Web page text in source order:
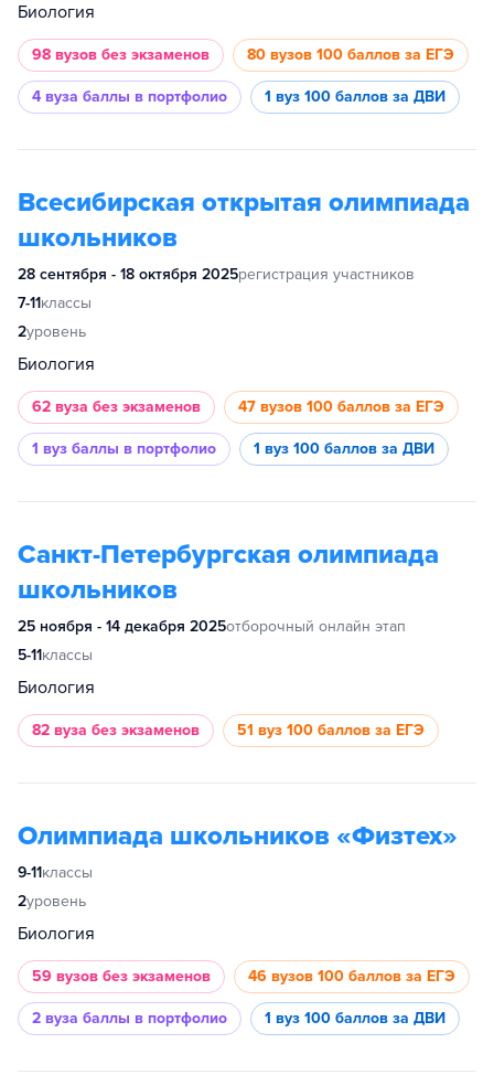
Биология
98 вузов без экзаменов 80 вузов 100 баллов за ЕГЭ
4 вуза баллы в портфолио 1 вуз 100 баллов за ДВИ
Всесибирская открытая олимпиада
школьников
28 сентября - 18 октября 2025регистрация участников
7-11классы
2уровень
Биология
62 вуза без экзаменов 47 вузов 100 баллов за ЕГЭ
1 вуз баллы в портфолио 1 вуз 100 баллов за ДВИ
Санкт-Петербургская олимпиада
школьников
25 ноября - 14 декабря 2025отборочный онлайн этап
5-11классы
Биология
82 вуза без экзаменов 51 вуз 100 баллов за ЕГЭ
Олимпиада школьников «Физтех»
9-11классы
2уровень
Биология
59 вузов без экзаменов 46 вузов 100 баллов за ЕГЭ
2 вуза баллы в портфолио 1 вуз 100 баллов за ДВИ